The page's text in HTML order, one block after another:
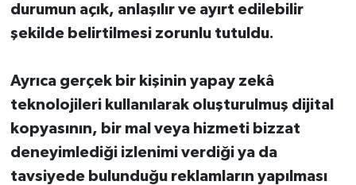
durumun açık, anlaşılır ve ayırt edilebilir
şekilde belirtilmesi zorunlu tutuldu.
Ayrıca gerçek bir kişinin yapay zekâ
teknolojileri kullanılarak oluşturulmuş dijital
kopyasının, bir mal veya hizmeti bizzat
deneyimlediği izlenimi verdiği ya da
tavsiyede bulunduğu reklamların yapılması